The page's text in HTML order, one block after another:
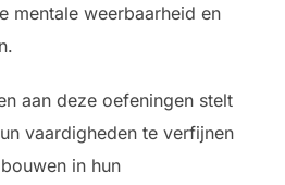
mentale weerbaarheid en
aan deze oefeningen stelt
vaardigheden te verfijnen
in hun